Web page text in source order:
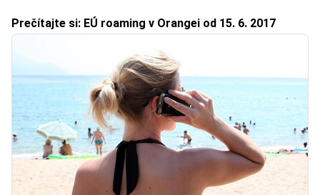
Prečítajte si: EÚ roaming v Orangei od 15. 6. 2017